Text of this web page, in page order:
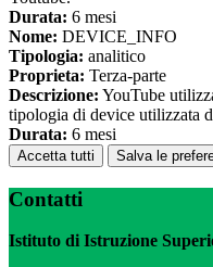
Durata: 6 mesi
Nome: DEVICE_INFO
Tipologia: analitico
Proprieta: Terza-parte
Descrizione: YouTube
tipologia di device utilizzata
Durata: 6 mesi
Accetta tutti Salva le
Contatti
Istituto di Istruzione